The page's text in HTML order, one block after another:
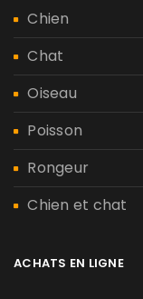
Chien
Chat
Oiseau
Poisson
Rongeur
Chien et chat
ACHATS EN LIGNE